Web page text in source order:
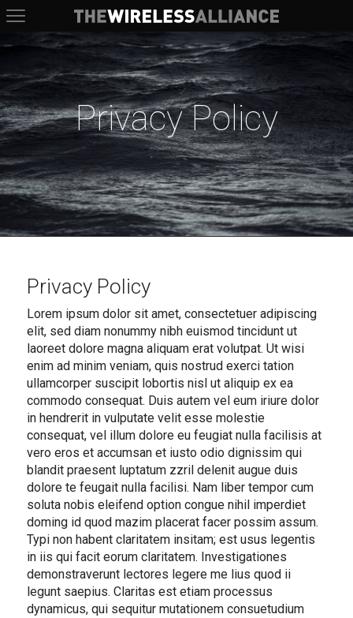
The Wireless Alliance
Privacy Policy
Privacy Policy
Lorem ipsum dolor sit amet, consectetuer adipiscing
elit, sed diam nonummy nibh euismod tincidunt ut
laoreet dolore magna aliquam erat volutpat. Ut wisi
enim ad minim veniam, quis nostrud exerci tation
ullamcorper suscipit lobortis nisl ut aliquip ex ea
commodo consequat. Duis autem vel eum iriure dolor
in hendrerit in vulputate velit esse molestie
consequat, vel illum dolore eu feugiat nulla facilisis at
vero eros et accumsan et iusto odio dignissim qui
blandit praesent luptatum zzril delenit augue duis
dolore te feugait nulla facilisi. Nam liber tempor cum
soluta nobis eleifend option congue nihil imperdiet
doming id quod mazim placerat facer possim assum.
Typi non habent claritatem insitam; est usus legentis
in iis qui facit eorum claritatem. Investigationes
demonstraverunt lectores legere me lius quod ii
legunt saepius. Claritas est etiam processus
dynamicus, qui sequitur mutationem consuetudium